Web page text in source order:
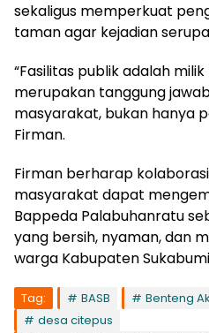
sekaligus memperkuat
taman agar kejadian
“Fasilitas publik adalah
merupakan tanggung
masyarakat, bukan hanya
Firman.
Firman berharap
masyarakat dapat
Bappeda Palabuhanratu
yang bersih, nyaman, dan
warga Kabupaten
Tag: BASB
Benteng
desa citepus